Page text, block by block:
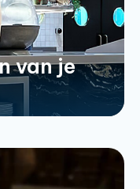
van je